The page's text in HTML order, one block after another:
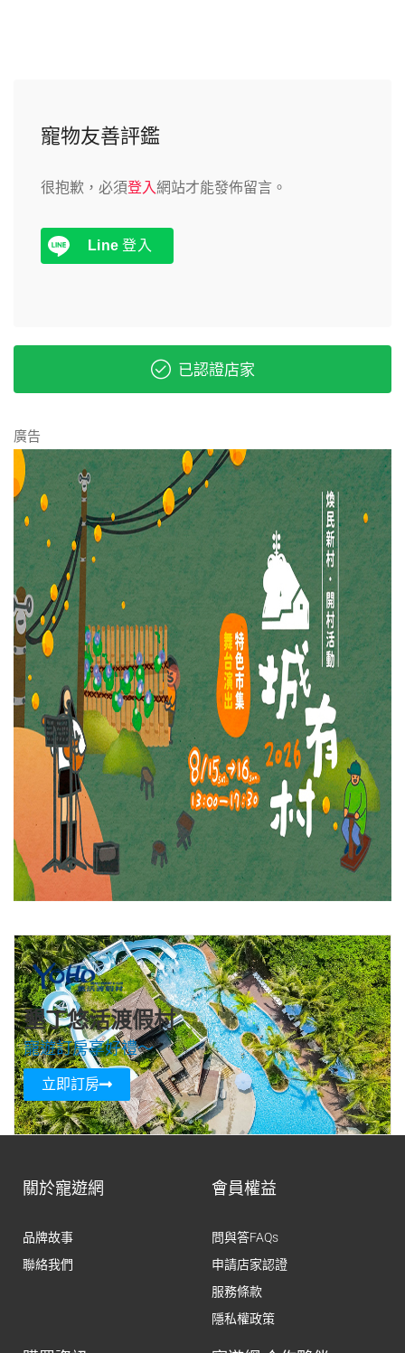
寵物友善評鑑
很抱歉，必須登入網站才能發佈留言。
Line 登入
已認證店家
廣告
墾丁悠活渡假村
寵遊訂房享好禮～
立即訂房
關於寵遊網
品牌故事
聯絡我們
會員權益
問與答FAQs
申請店家認證
服務條款
隱私權政策